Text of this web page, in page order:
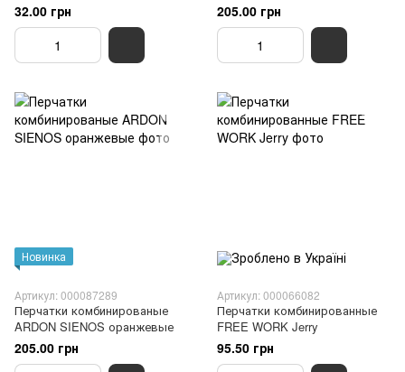
32.00 грн 205.00 грн
Новинка
Артикул: 000087289
Перчатки комбинированые
ARDON SIENOS оранжевые
205.00 грн
Артикул: 000066082
Перчатки комбинированные
FREE WORK Jerry
95.50 грн